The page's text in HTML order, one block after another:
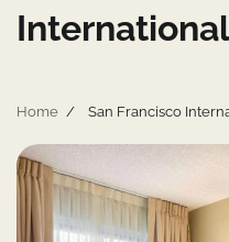
Home San Francisco